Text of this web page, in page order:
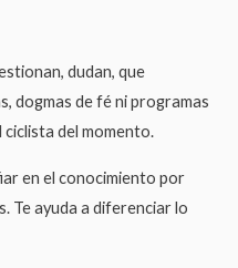
dudan, que
dogmas de fé ni programas
ciclista del momento.
en el conocimiento por
Te ayuda a diferenciar lo